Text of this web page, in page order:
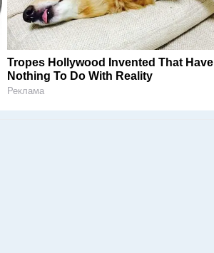
Tropes Hollywood Invented That Have
Nothing To Do With Reality
Реклама